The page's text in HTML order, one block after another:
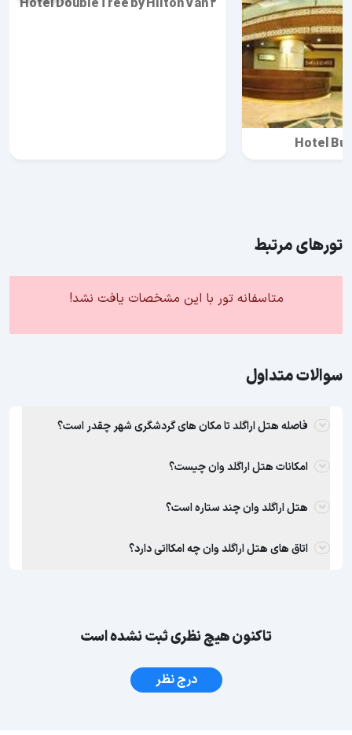
Hotel
Hotel DoubleTree by Hilton Van 2
تورهای مرتبط
متاسفانه تور با این مشخصات یافت نشد!
سوالات متداول
فاصله هتل اراگلد تا مکان های گردشگری شهر چقدر است؟
امکانات هتل اراگلد وان چیست؟
هتل اراگلد وان چند ستاره است؟
اتاق های هتل اراگلد وان چه امکااتی دارد؟
تاکنون هیچ نظری ثبت نشده است
درج نظر